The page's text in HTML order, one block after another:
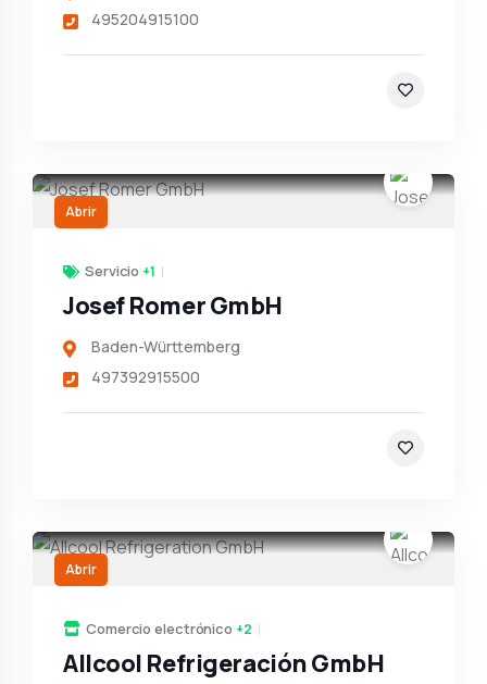
495204915100
Abrir
Servicio +1
Josef Romer GmbH
Baden-Württemberg
497392915500
Abrir
Comercio electrónico +2
Allcool Refrigeración GmbH